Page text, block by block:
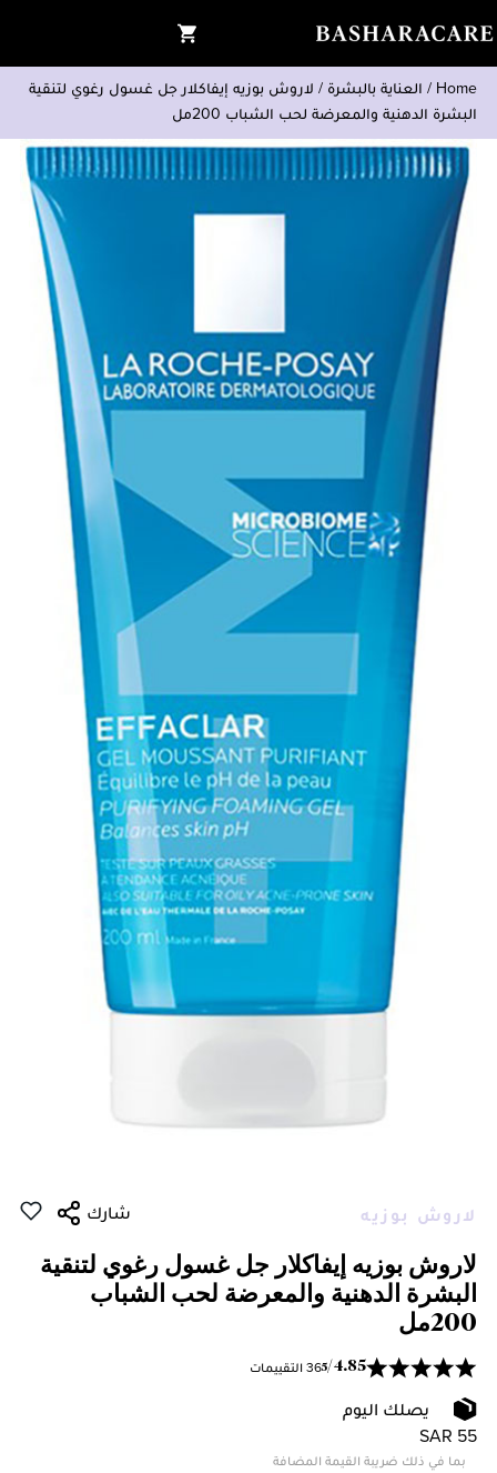
Home
/ العناية بالبشرة / لاروش بوزيه إيفاكلار جل غسول رغوي لتنقية
البشرة الدهنية والمعرضة لحب الشباب 200مل
لاروش بوزيه شارك
لاروش بوزيه إيفاكلار جل غسول رغوي لتنقية
البشرة الدهنية والمعرضة لحب الشباب
200مل
4.85
/
536 التقييمات
يصلك اليوم
SAR 55
بما في ذلك ضريبة القيمة المضافة